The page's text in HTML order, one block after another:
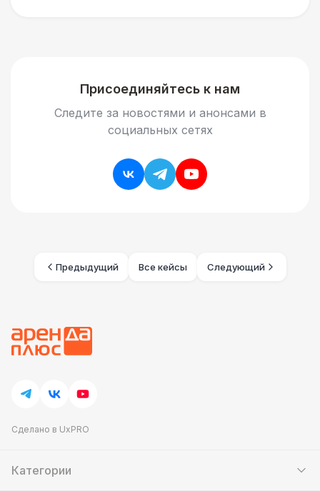
Присоединяйтесь к нам
Следите за новостями и анонсами в
социальных сетях
Предыдущий Все кейсы Следующий
Сделано в UxPRO
Категории